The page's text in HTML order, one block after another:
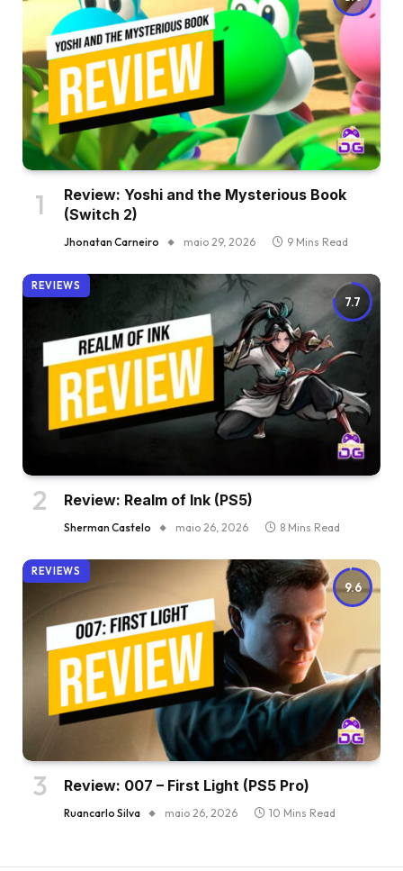
Review: Yoshi and the Mysterious Book
(Switch 2)
Jhonatan Carneiro maio 29, 2026 9 Mins Read
7.7
REVIEWS
Review: Realm of Ink (PS5)
Sherman Castelo maio 26, 2026 8 Mins Read
9.6
REVIEWS
Review: 007 – First Light (PS5 Pro)
Ruancarlo Silva maio 26, 2026 10 Mins Read